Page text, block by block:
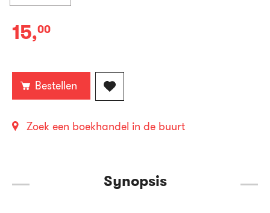
Paperback:
15,00
Bestellen
Zoek een boekhandel in de buurt
Synopsis